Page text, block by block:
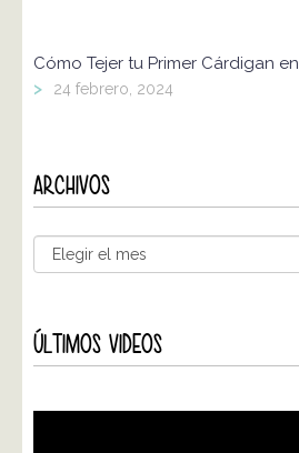
Cómo Tejer tu Primer Cárdigan
> 24 febrero, 2024
ARCHIVOS
ÚLTIMOS VIDEOS